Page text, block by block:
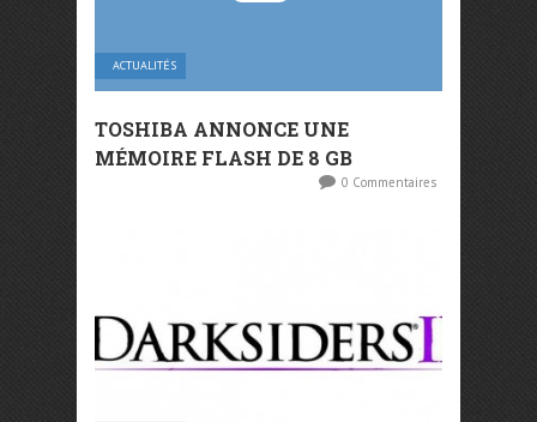
ACTUALITÉS
TOSHIBA ANNONCE UNE
MÉMOIRE FLASH DE 8 GB
0 Commentaires